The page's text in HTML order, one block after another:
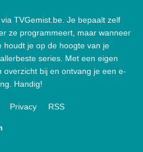
TVGemist.be. Je bepaalt zelf
ze programmeert, maar wanneer
houdt je op de hoogte van je
series. Met een eigen
overzicht bij en ontvang je een e-
Handig!
Privacy RSS